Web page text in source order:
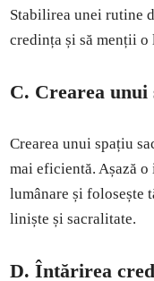
Stabilirea unei rutine
credința și să menții
C. Crearea unui
Crearea unui spațiu
mai eficientă. Așază
lumânare și folosește
liniște și sacralitate.
D. Întărirea